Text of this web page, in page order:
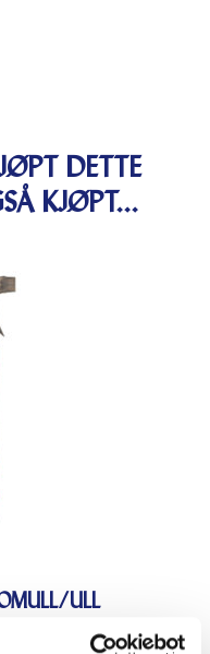
DETTE
KJØPT...
ULL